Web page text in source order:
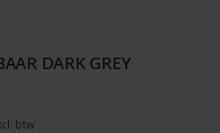
DARK GREY
btw